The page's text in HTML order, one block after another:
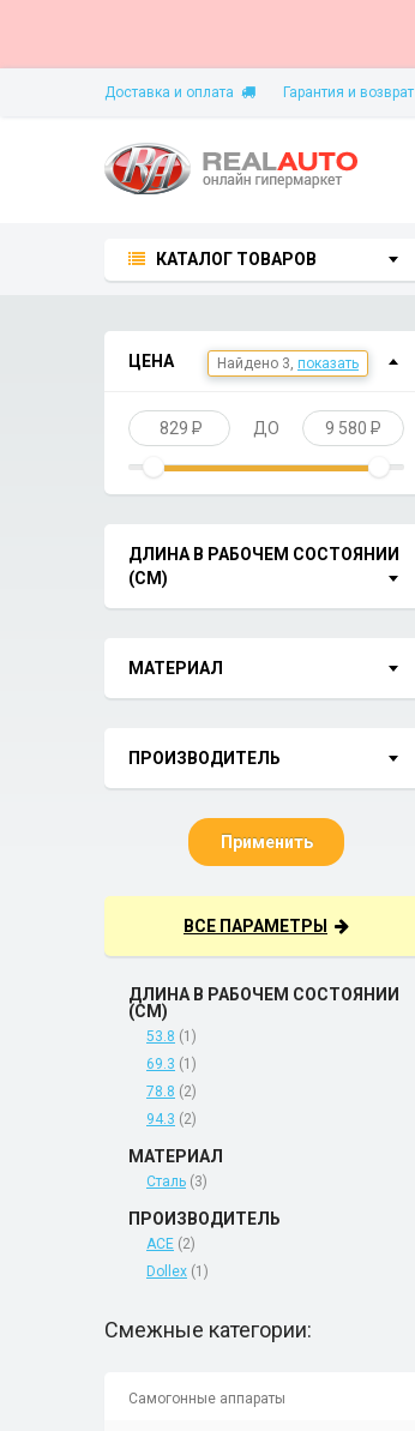
Доставка и оплата Гарантия и возврат
КАТАЛОГ ТОВАРОВ
ЦЕНА
829 P ДО 9 580 P
Найдено 3, показать
ДЛИНА В РАБОЧЕМ СОСТОЯНИИ
(СМ)
МАТЕРИАЛ
ПРОИЗВОДИТЕЛЬ
Применить
ВСЕ ПАРАМЕТРЫ
ДЛИНА В РАБОЧЕМ СОСТОЯНИИ
(СМ)
53.8 (1)
69.3 (1)
78.8 (2)
94.3 (2)
МАТЕРИАЛ
Сталь (3)
ПРОИЗВОДИТЕЛЬ
ACE (2)
Dollex (1)
Смежные категории:
Самогонные аппараты